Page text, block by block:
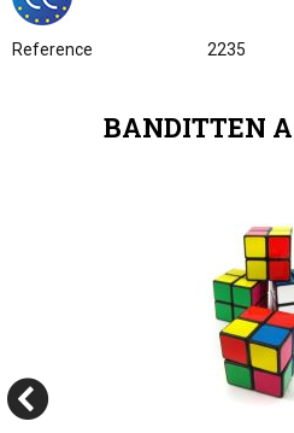
Reference 2235
BANDITTEN